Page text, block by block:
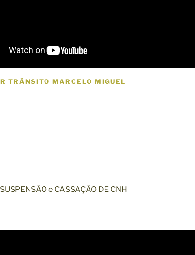
TRÂNSITO MARCELO MIGUEL
e CASSAÇÃO DE CNH